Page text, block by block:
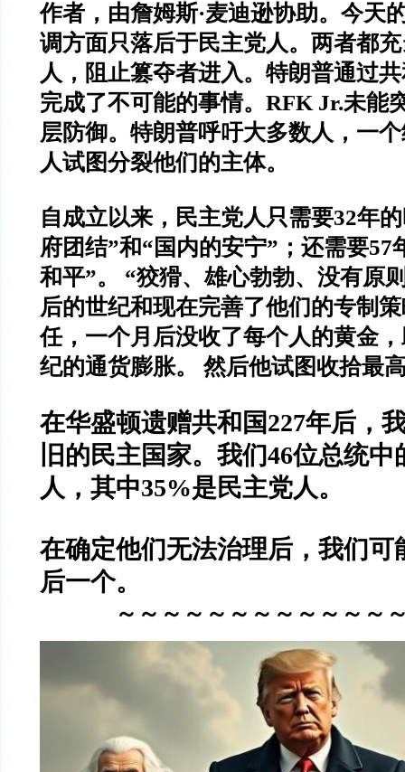
作者，由詹姆斯·麦迪逊协助。今天
调方面只落后于民主党人。两者都
人，阻止篡夺者进入。特朗普通过
完成了不可能的事情。RFK Jr.未能
层防御。特朗普呼吁大多数人，一
人试图分裂他们的主体。
自成立以来，民主党人只需要32年
府团结”和“国内的安宁”；还需要57
和平”。 “狡猾、雄心勃勃、没有原
后的世纪和现在完善了他们的专制
任，一个月后没收了每个人的黄金
纪的通货膨胀。 然后他试图收拾最
在华盛顿遗赠共和国227年后，
旧的民主国家。我们46位总统
人，其中35%是民主党人。
在确定他们无法治理后，我们可
后一个。
～～～～～～～～～～～～